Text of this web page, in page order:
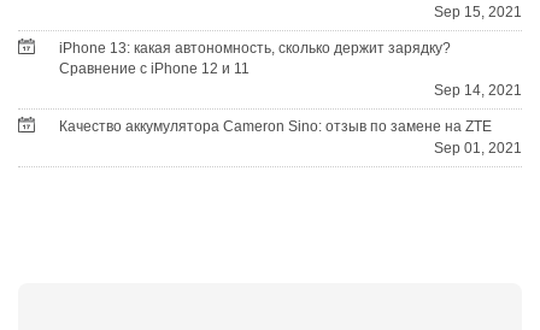
Sep 15, 2021
iPhone 13: какая автономность, сколько держит зарядку?
Сравнение с iPhone 12 и 11
Sep 14, 2021
Качество аккумулятора Cameron Sino: отзыв по замене на ZTE
Sep 01, 2021